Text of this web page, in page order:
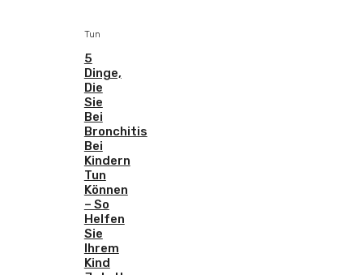
Tun
5
Dinge,
Die
Sie
Bei
Bronchitis
Bei
Kindern
Tun
Können
– So
Helfen
Sie
Ihrem
Kind